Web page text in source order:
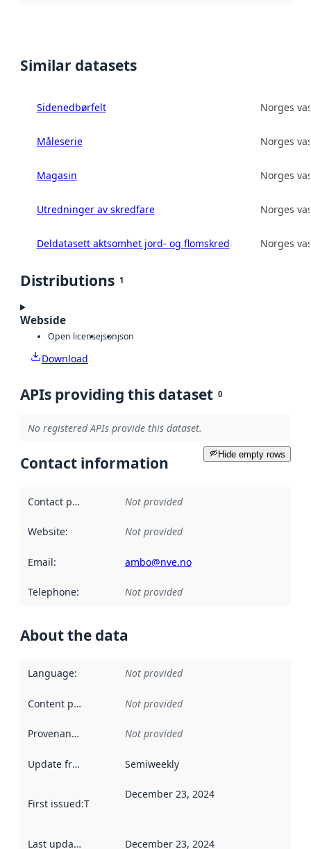
Similar datasets
Sidenedbørfelt Norges
Måleserie Norges
Magasin Norges
Utredninger av skredfare Norges
Deldatasett aktsomhet jord- og flomskred Norges
Distributions 1
Webside
Open licensejsonjson
Download
APIs providing this dataset 0
No registered APIs provide this dataset.
Hide empty rows
Contact information
Contact point Not provided
Website: Not provided
Email: ambo@nve.no
Telephone: Not provided
About the data
Language: Not provided
Content providers Not provided
Provenance Not provided
Update frequency Semiweekly
First issued:This date indicates when the data in this
December 23, 2024
Last updated December 23, 2024